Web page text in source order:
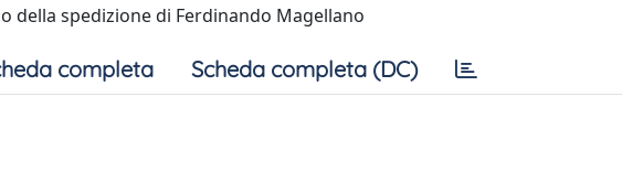
della spedizione di Ferdinando Magellano
completa Scheda completa (DC)